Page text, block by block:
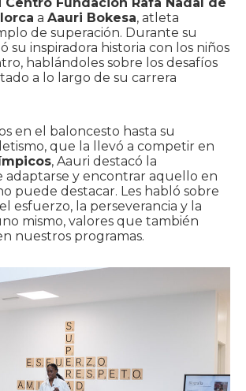
Centro Fundación Rafa Nadal de
a Aauri Bokesa, atleta
de superación. Durante su
su inspiradora historia con los niños
hablándoles sobre los desafíos
a lo largo de su carrera
en el baloncesto hasta su
que la llevó a competir en
, Aauri destacó la
adaptarse y encontrar aquello en
puede destacar. Les habló sobre
esfuerzo, la perseverancia y la
mismo, valores que también
nuestros programas.